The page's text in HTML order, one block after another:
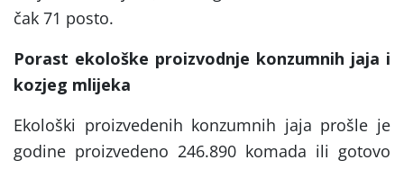
čak 71 posto.
Porast ekološke proizvodnje konzumnih jaja i
kozjeg mlijeka
Ekološki proizvedenih konzumnih jaja prošle je
godine proizvedeno 246.890 komada ili gotovo